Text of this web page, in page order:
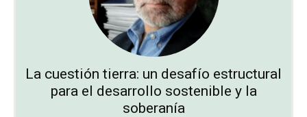
La cuestión tierra: un desafío estructural
para el desarrollo sostenible y la
soberanía